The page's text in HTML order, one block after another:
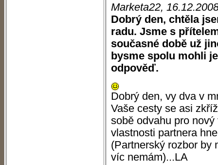
Marketa22,
Dobrý den, chtěla
radu. Jsme s
současné době už
bysme spolu mohli
odpověď.
Dobrý den, vy dva v
Vaše cesty se asi
sobě odvahu pro
vlastnosti partnera
(Partnerský rozbor by
víc nemám)...LA